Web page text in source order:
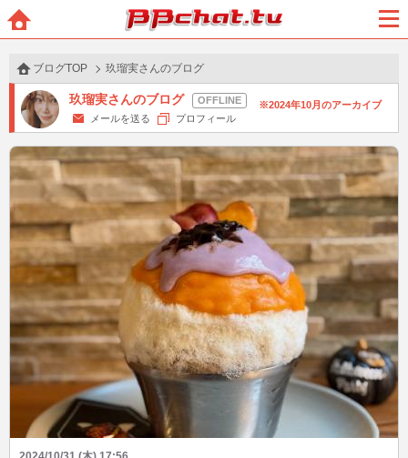
BBchatTV
ブログTOP 玖瑠実さんのブログ
玖瑠実さんのブログ
2024年10月のアーカイブ
メールを送る
プロフィール